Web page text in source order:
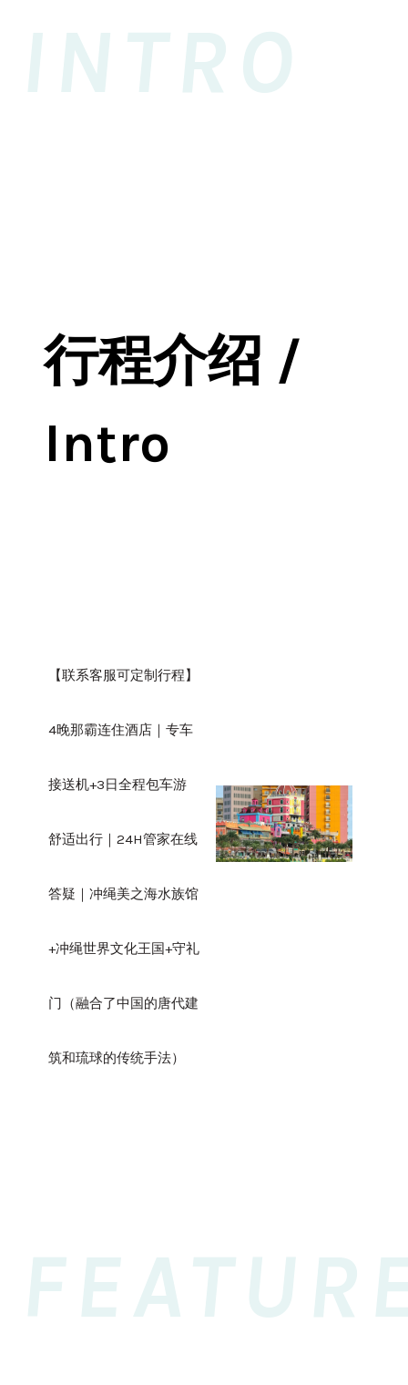
INTRO
行程介绍 /
Intro
【联系客服可定制行程】
4晚那霸连住酒店｜专车
接送机+3日全程包车游
舒适出行｜24H管家在线
答疑｜冲绳美之海水族馆
+冲绳世界文化王国+守礼
门（融合了中国的唐代建
筑和琉球的传统手法）